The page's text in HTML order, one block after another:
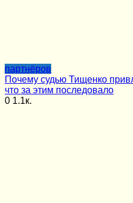
партнёров
Почему судью Тищенко
что за этим последовало
0 1.1к.